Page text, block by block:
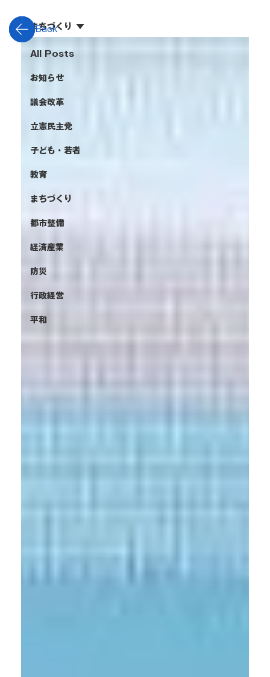
All Posts
お知らせ
議会改革
立憲民主党
子ども・若者
教育
まちづくり
都市整備
経済産業
防災
行政経営
平和
まちづくり
Back